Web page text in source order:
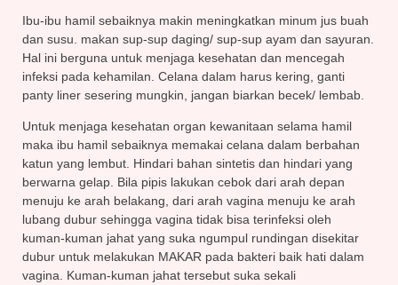
Ibu-ibu hamil sebaiknya makin meningkatkan minum jus buah
dan susu. makan sup-sup daging/ sup-sup ayam dan sayuran.
Hal ini berguna untuk menjaga kesehatan dan mencegah
infeksi pada kehamilan. Celana dalam harus kering, ganti
panty liner sesering mungkin, jangan biarkan becek/ lembab.
Untuk menjaga kesehatan organ kewanitaan selama hamil
maka ibu hamil sebaiknya memakai celana dalam berbahan
katun yang lembut. Hindari bahan sintetis dan hindari yang
berwarna gelap. Bila pipis lakukan cebok dari arah depan
menuju ke arah belakang, dari arah vagina menuju ke arah
lubang dubur sehingga vagina tidak bisa terinfeksi oleh
kuman-kuman jahat yang suka ngumpul rundingan disekitar
dubur untuk melakukan MAKAR pada bakteri baik hati dalam
vagina. Kuman-kuman jahat tersebut suka sekali